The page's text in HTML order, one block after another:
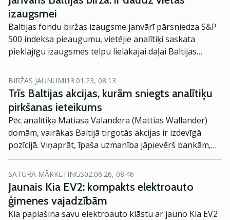
izaugsmei
Baltijas fondu biržas izaugsme janvārī pārsniedza S&P
500 indeksa pieaugumu, vietējie analītiķi saskata
pieklājīgu izaugsmes telpu lielākajai daļai Baltijas
biržas akciju.
BIRŽAS JAUNUMI13.01.23, 08:13
Trīs Baltijas akcijas, kurām sniegts analītiķu
pirkšanas ieteikums
Pēc analītiķa Matiasa Valandera (Mattias Wallander)
domām, vairākas Baltijā tirgotās akcijas ir izdevīgā
pozīcijā. Viņaprāt, īpaša uzmanība jāpievērš bankām,
lauksaimniecībai un tirdzniecībai.
SATURA MĀRKETINGS02.06.26, 08:46
Jaunais Kia EV2: kompakts elektroauto
ģimenes vajadzībām
Kia paplašina savu elektroauto klāstu ar jauno Kia EV2